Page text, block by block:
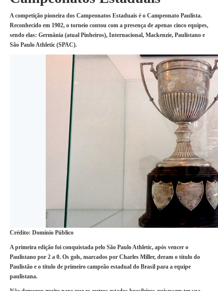
A competição pioneira dos Campeonatos Estaduais é o Campeonato Paulista.
Reconhecido em 1902, o torneio contou com a presença de apenas cinco equipes,
sendo elas: Germânia (atual Pinheiros), Internacional, Mackenzie, Paulistano e
São Paulo Athletic (SPAC).
Crédito: Domínio Público
A primeira edição foi conquistada pelo São Paulo Athletic, após vencer o
Paulistano por 2 a 0. Os gols, marcados por Charles Miller, deram o título do
Paulistão e o título de primeiro campeão estadual do Brasil para a equipe
paulistana.